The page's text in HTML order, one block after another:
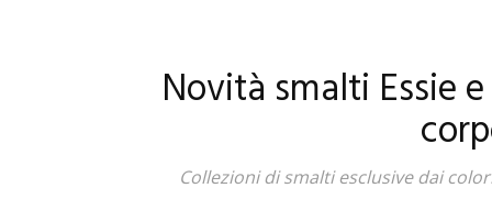
Novità smalti Essie
Collezioni di smalti esclusive dai